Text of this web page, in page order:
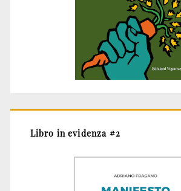
Libro in evidenza #2